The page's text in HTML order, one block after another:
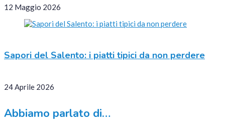
12 Maggio 2026
Sapori del Salento: i piatti tipici da non perdere
24 Aprile 2026
Abbiamo parlato di…